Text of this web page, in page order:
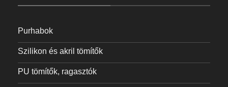
Purhabok
Szilikon és akril tömítők
PU tömítők, ragasztók